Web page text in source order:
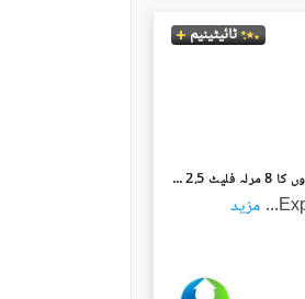
ٹائیٹینیم
ڈیفینس رایا ڈی ایچ اے ڈیفینس,لاہور میں 2 کمروں کا 8 مرلہ فلیٹ 2.5 لاکھ میں کرایہ پر دستیاب ہے۔
... مزید